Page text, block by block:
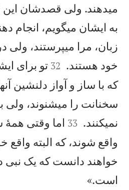
میدهند. ولی قصدشان
به ايشان میگويم، انجام
زبان، مرا میپرستند، ولی
خود هستند. 

32 تو برای
كه با ساز و آواز دلنشين
سخنانت را میشنوند، ولی
نمیكنند. 

33 اما وقتی همهٔ
واقع شوند، كه البته واقع
خواهند دانست كه يک نبی
است.»